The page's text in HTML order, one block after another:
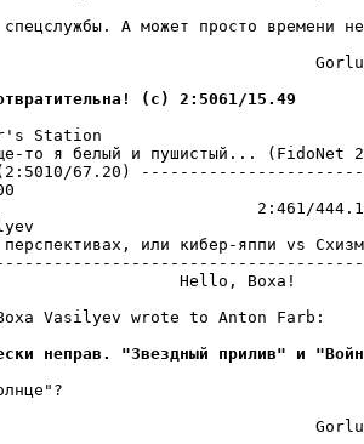
А может просто времени
(c) 2:5061/15.49
Station
то я белый и пушистый... (FidoNet
67.20)
: 134
2:461/444.13
о перспективах, или кибер-
Hello, Boxa!
Vasilyev wrote to Anton Farb:
неправ. "Звездный прилив" и